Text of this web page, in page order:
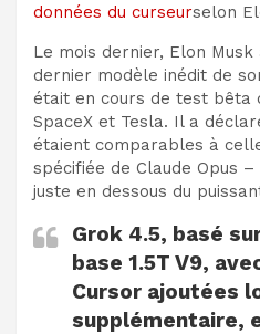
données du curseurselon
Le mois dernier, Elon
dernier modèle inédit de
était en cours de test bêta
SpaceX et Tesla. Il a
étaient comparables à
spécifiée de Claude Opus
juste en dessous du
Grok 4.5, basé
base 1.5T V9,
Cursor ajoutées
supplémentaire,